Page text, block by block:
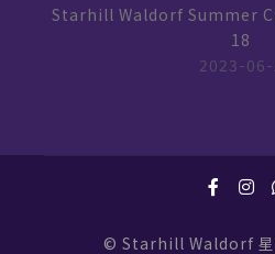
Starhill Waldorf Summer
18
2023-
© Starhill Waldorf 星